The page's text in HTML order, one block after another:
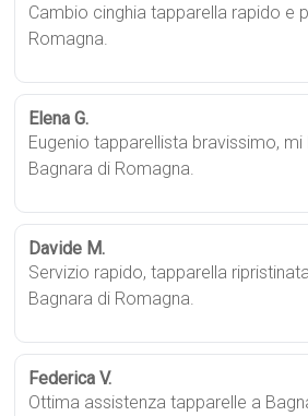
Cambio cinghia tapparella rapido e
Romagna.
Elena G.
Eugenio tapparellista bravissimo,
Bagnara di Romagna.
Davide M.
Servizio rapido, tapparella
Bagnara di Romagna.
Federica V.
Ottima assistenza tapparelle a